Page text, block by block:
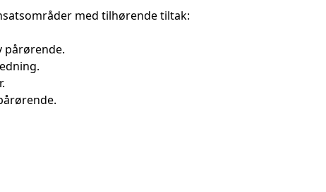
med tilhørende tiltak:
pårørende.